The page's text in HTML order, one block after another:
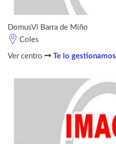
DomusVi Barra de Miño
Coles
Ver centro Te lo gestionamos